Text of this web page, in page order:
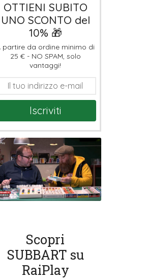
OTTIENI SUBITO
UNO SCONTO del
10% 🎁
partire da ordine minimo di
25 € - NO SPAM, solo
vantaggi!
Iscriviti
Scopri
SUBBART su
RaiPlay